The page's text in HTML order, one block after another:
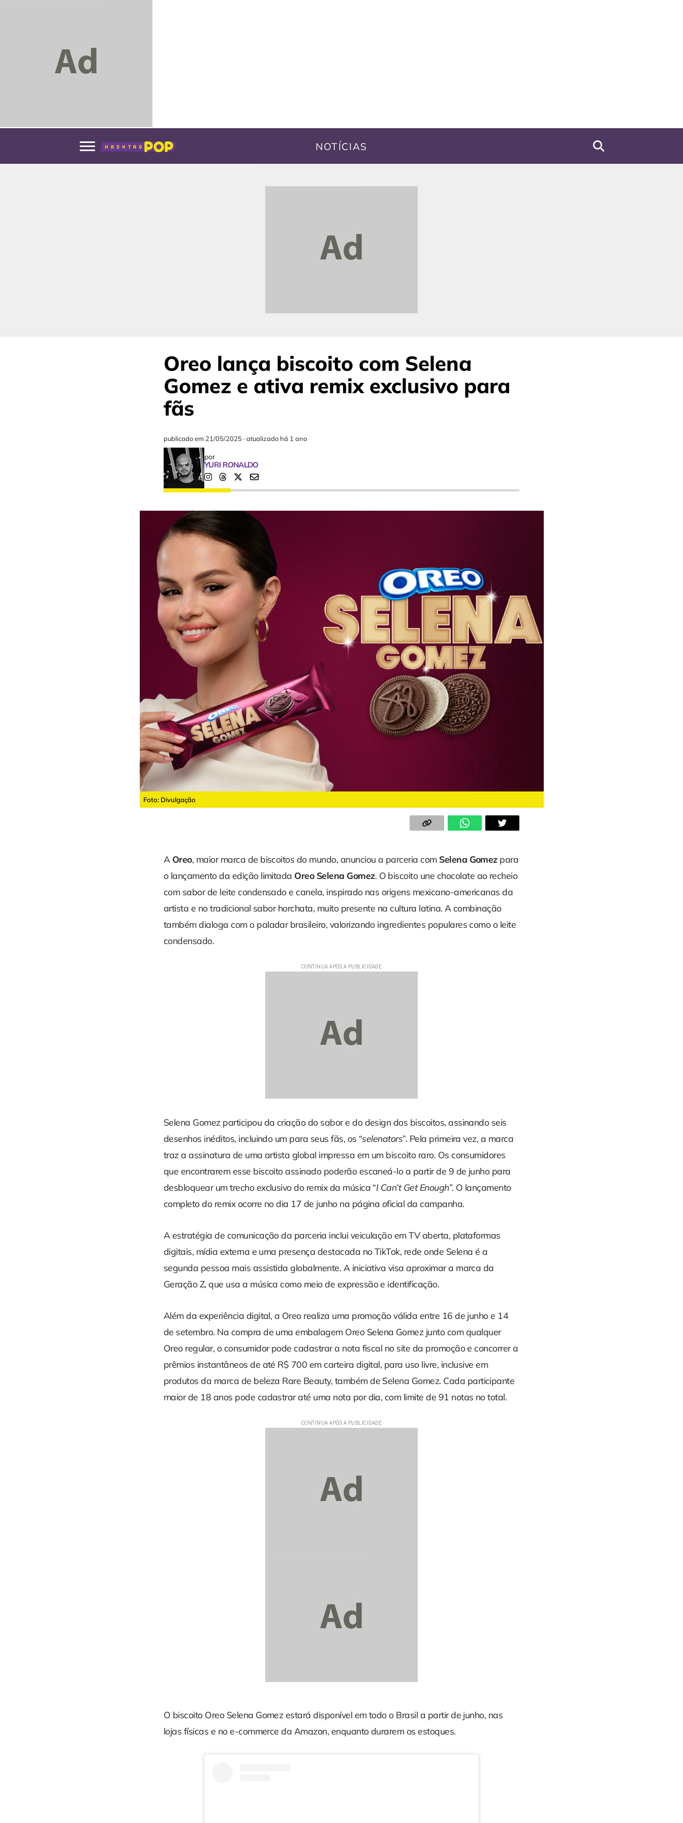
NOTÍCIAS
Oreo lança biscoito com Selena
Gomez e ativa remix exclusivo para
fãs
publicado em 21/05/2025 ·atualizado há 1 ano
por
YURI RONALDO
Foto: Divulgação
A Oreo, maior marca de biscoitos do mundo, anunciou a parceria com Selena Gomezpara
o lançamento da edição limitada Oreo Selena Gomez. O biscoito une chocolate ao recheio
com sabor de leite condensado e canela, inspirado nas origens mexicano-americanas da
artista e no tradicional sabor horchata, muito presente na cultura latina. A combinação
também dialoga com o paladar brasileiro, valorizando ingredientes populares como o leite
condensado.
Selena Gomez participou da criação do sabor e do design dos biscoitos, assinando seis
desenhos inéditos, incluindo um para seus fãs, os “selenators”. Pela primeira vez, a marca
traz a assinatura de uma artista global impressa em um biscoito raro. Os consumidores
que encontrarem esse biscoito assinado poderão escaneá-lo a partir de 9 de junho para
desbloquear um trecho exclusivo do remix da música “I Can’t Get Enough”. O lançamento
completo do remix ocorre no dia 17 de junho na página oficial da campanha.
A estratégia de comunicação da parceria inclui veiculação em TV aberta, plataformas
digitais, mídia externa e uma presença destacada no TikTok, rede onde Selena é a
segunda pessoa mais assistida globalmente. A iniciativa visa aproximar a marca da
Geração Z, que usa a música como meio de expressão e identificação.
Além da experiência digital, a Oreo realiza uma promoção válida entre 16 de junho e 14
de setembro. Na compra de uma embalagem Oreo Selena Gomez junto com qualquer
Oreo regular, o consumidor pode cadastrar a nota fiscal no site da promoção e concorrer a
prêmios instantâneos de até R$ 700 em carteira digital, para uso livre, inclusive em
produtos da marca de beleza Rare Beauty, também de Selena Gomez. Cada participante
maior de 18 anos pode cadastrar até uma nota por dia, com limite de 91 notas no total.
O biscoito Oreo Selena Gomez estará disponível em todo o Brasil a partir de junho, nas
lojas físicas e no e-commerce da Amazon, enquanto durarem os estoques.